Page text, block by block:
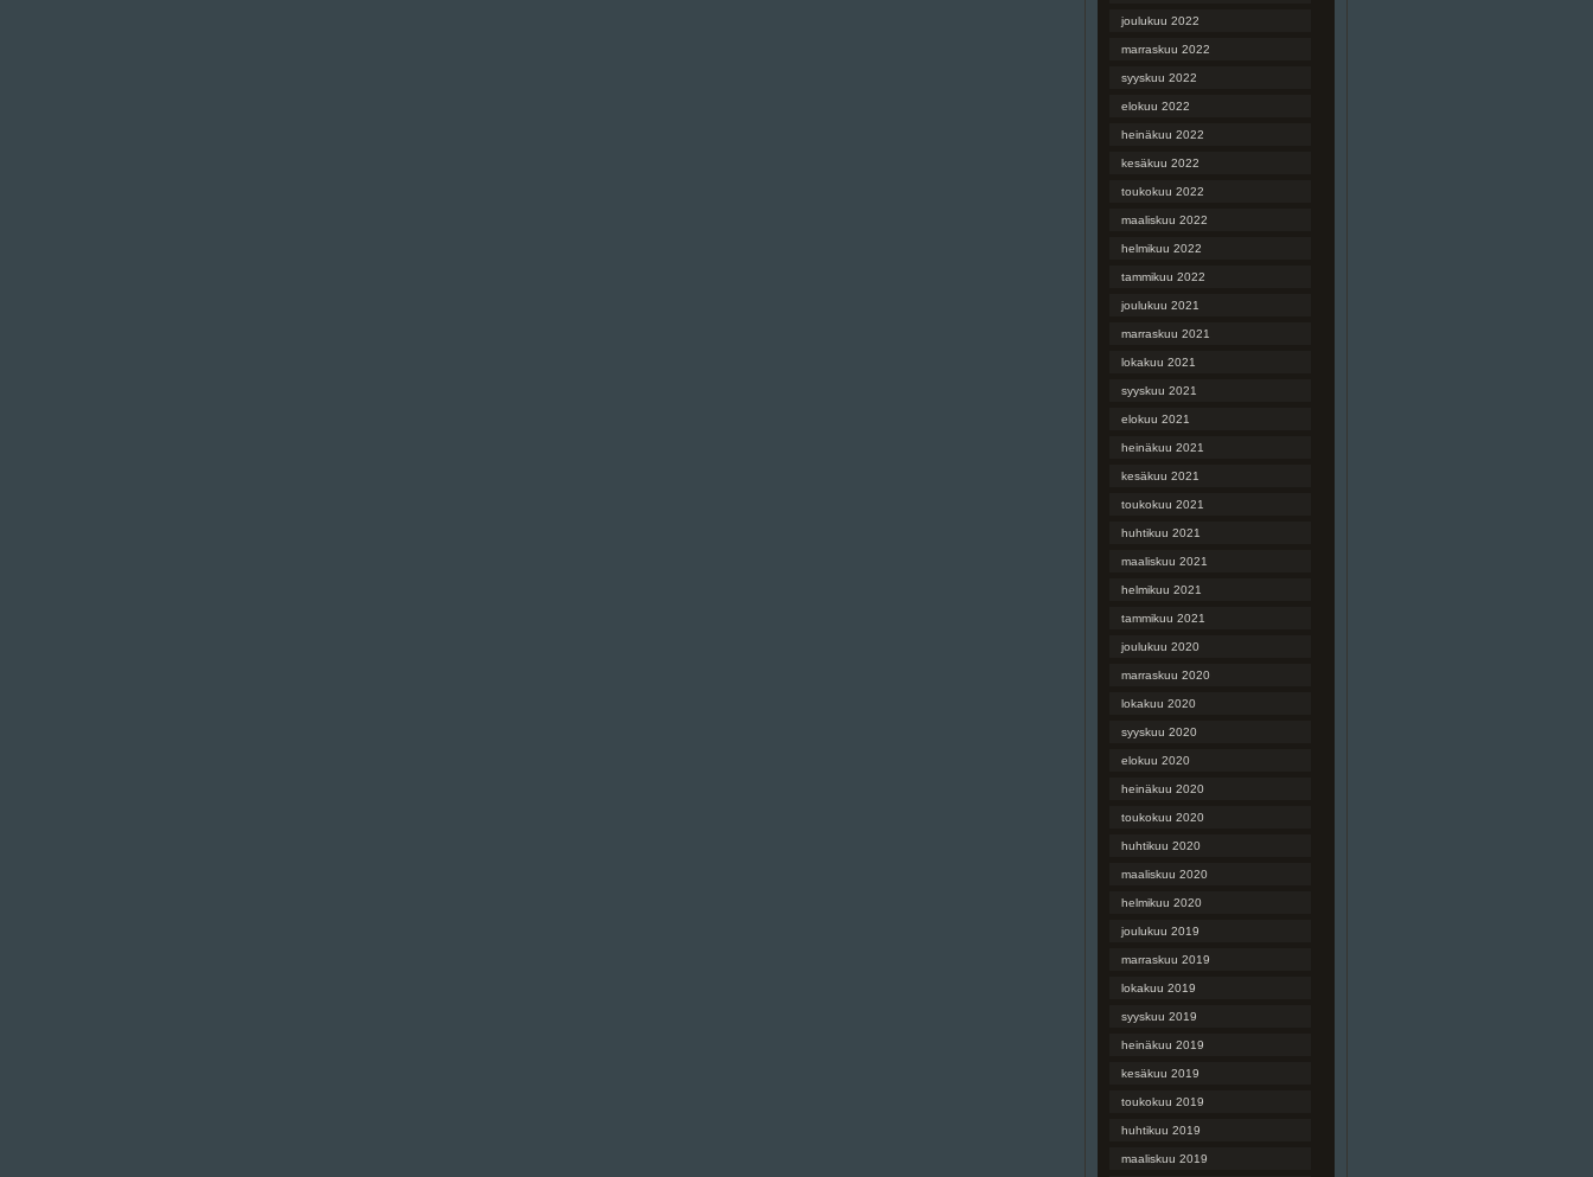
joulukuu 2022
marraskuu 2022
syyskuu 2022
elokuu 2022
heinäkuu 2022
kesäkuu 2022
toukokuu 2022
maaliskuu 2022
helmikuu 2022
tammikuu 2022
joulukuu 2021
marraskuu 2021
lokakuu 2021
syyskuu 2021
elokuu 2021
heinäkuu 2021
kesäkuu 2021
toukokuu 2021
huhtikuu 2021
maaliskuu 2021
helmikuu 2021
tammikuu 2021
joulukuu 2020
marraskuu 2020
lokakuu 2020
syyskuu 2020
elokuu 2020
heinäkuu 2020
toukokuu 2020
huhtikuu 2020
maaliskuu 2020
helmikuu 2020
joulukuu 2019
marraskuu 2019
lokakuu 2019
syyskuu 2019
heinäkuu 2019
kesäkuu 2019
toukokuu 2019
huhtikuu 2019
maaliskuu 2019